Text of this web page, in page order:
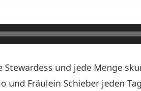
und jede Menge
und Fräulein Schieber jeden